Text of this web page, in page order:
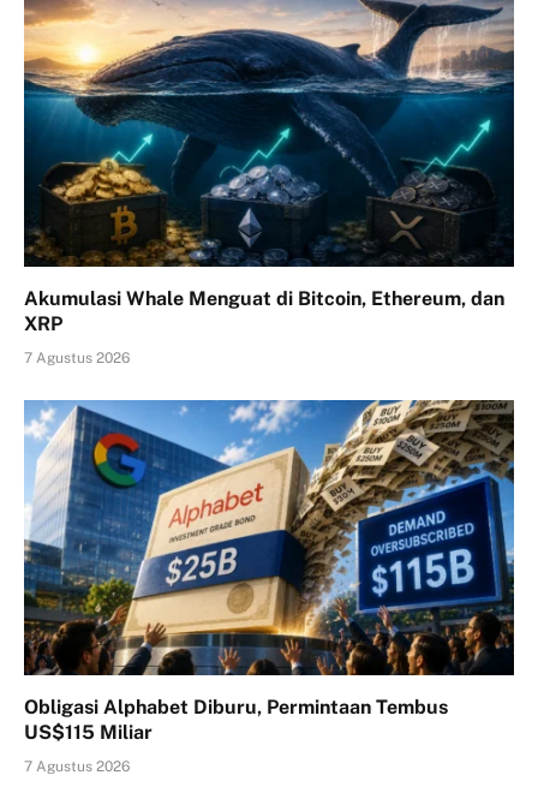
Akumulasi Whale Menguat di Bitcoin, Ethereum, dan
XRP
7 Agustus 2026
Obligasi Alphabet Diburu, Permintaan Tembus
US$115 Miliar
7 Agustus 2026